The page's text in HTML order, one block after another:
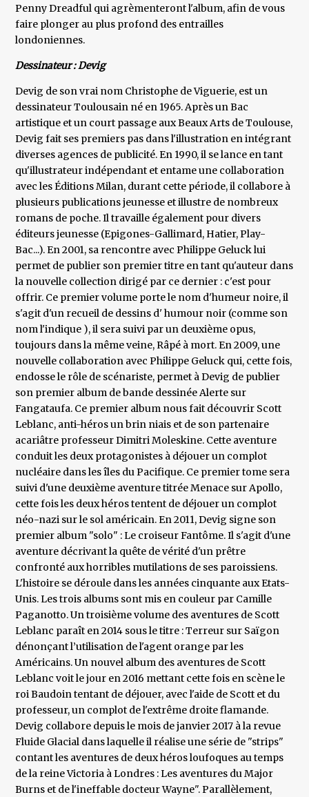
Penny Dreadful qui agrèmenteront l'album, afin de vous
faire plonger au plus profond des entrailles
londoniennes.
Dessinateur : Devig
Devig de son vrai nom Christophe de Viguerie, est un
dessinateur Toulousain né en 1965. Après un Bac
artistique et un court passage aux Beaux Arts de Toulouse,
Devig fait ses premiers pas dans l'illustration en intégrant
diverses agences de publicité. En 1990, il se lance en tant
qu'illustrateur indépendant et entame une collaboration
avec les Éditions Milan, durant cette période, il collabore à
plusieurs publications jeunesse et illustre de nombreux
romans de poche. Il travaille également pour divers
éditeurs jeunesse (Epigones-Gallimard, Hatier, Play-
Bac...). En 2001, sa rencontre avec Philippe Geluck lui
permet de publier son premier titre en tant qu'auteur dans
la nouvelle collection dirigé par ce dernier : c'est pour
offrir. Ce premier volume porte le nom d'humeur noire, il
s'agit d'un recueil de dessins d' humour noir (comme son
nom l'indique ), il sera suivi par un deuxième opus,
toujours dans la même veine, Râpé à mort. En 2009, une
nouvelle collaboration avec Philippe Geluck qui, cette fois,
endosse le rôle de scénariste, permet à Devig de publier
son premier album de bande dessinée Alerte sur
Fangataufa. Ce premier album nous fait découvrir Scott
Leblanc, anti-héros un brin niais et de son partenaire
acariâtre professeur Dimitri Moleskine. Cette aventure
conduit les deux protagonistes à déjouer un complot
nucléaire dans les îles du Pacifique. Ce premier tome sera
suivi d'une deuxième aventure titrée Menace sur Apollo,
cette fois les deux héros tentent de déjouer un complot
néo-nazi sur le sol américain. En 2011, Devig signe son
premier album "solo" : Le croiseur Fantôme. Il s'agit d'une
aventure décrivant la quête de vérité d'un prêtre
confronté aux horribles mutilations de ses paroissiens.
L'histoire se déroule dans les années cinquante aux Etats-
Unis. Les trois albums sont mis en couleur par Camille
Paganotto. Un troisième volume des aventures de Scott
Leblanc paraît en 2014 sous le titre : Terreur sur Saïgon
dénonçant l’utilisation de l'agent orange par les
Américains. Un nouvel album des aventures de Scott
Leblanc voit le jour en 2016 mettant cette fois en scène le
roi Baudoin tentant de déjouer, avec l'aide de Scott et du
professeur, un complot de l'extrême droite flamande.
Devig collabore depuis le mois de janvier 2017 à la revue
Fluide Glacial dans laquelle il réalise une série de "strips"
contant les aventures de deux héros loufoques au temps
de la reine Victoria à Londres : Les aventures du Major
Burns et de l'ineffable docteur Wayne". Parallèlement,